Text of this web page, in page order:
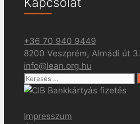
+36 70 940 9449
8200 Veszprém, Almádi út 3.
info@lean.org.hu
Keresés:
Impresszum